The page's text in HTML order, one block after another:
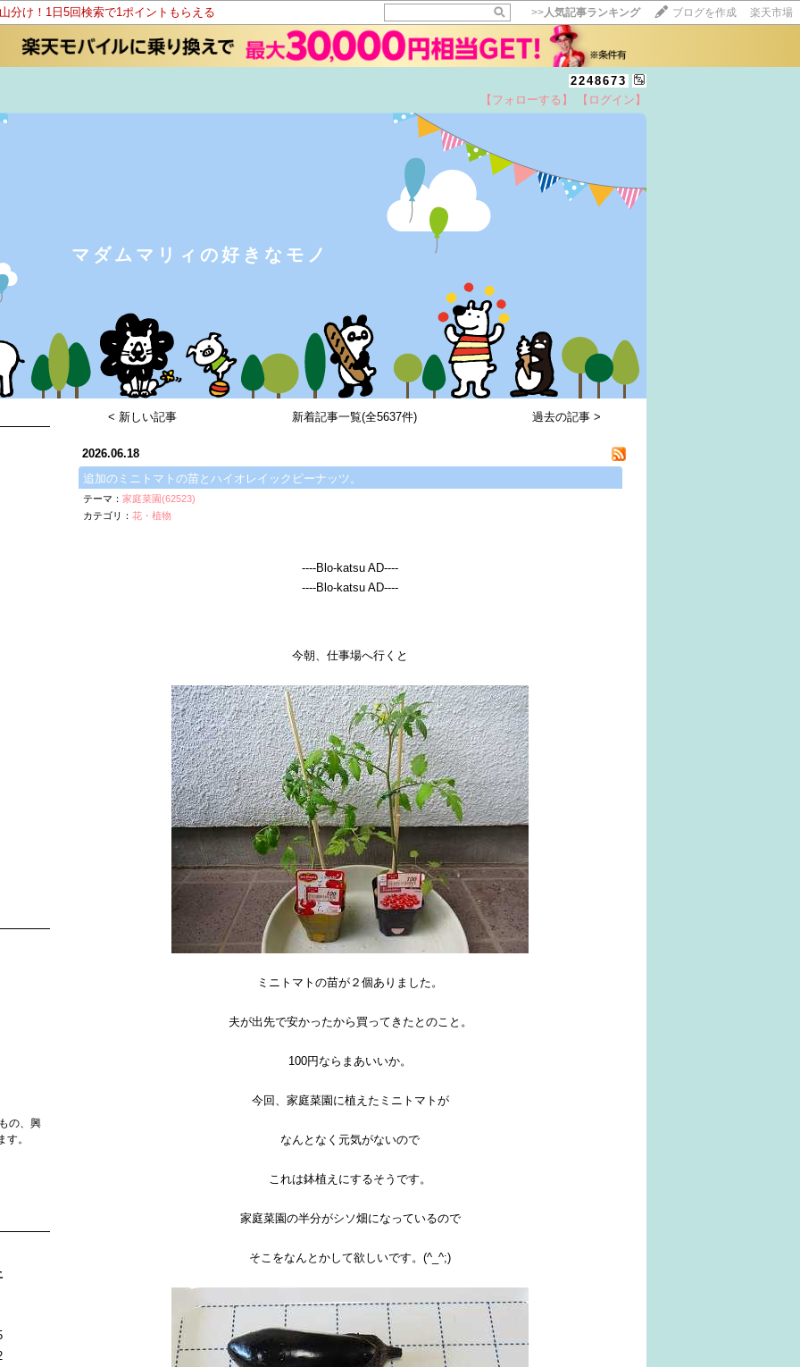
分け！1日5回検索で1ポイントもらえる >>人気記事ランキング ブログを作成 楽天市場
2248673
【フォローする】
【ログイン】
マダムマリィの好きなモノ
の、興
。
< 新しい記事 新着記事一覧(全5637件) 過去の記事 >
2026.06.18
追加のミニトマトの苗とハイオレイックピーナッツ。
テーマ：家庭菜園(62523)
カテゴリ：花・植物
----Blo-katsu AD----
----Blo-katsu AD----
今朝、仕事場へ行くと
ミニトマトの苗が２個ありました。
夫が出先で安かったから買ってきたとのこと。
100円ならまあいいか。
今回、家庭菜園に植えたミニトマトが
なんとなく元気がないので
これは鉢植えにするそうです。
家庭菜園の半分がシソ畑になっているので
そこをなんとかして欲しいです。(^_^;)